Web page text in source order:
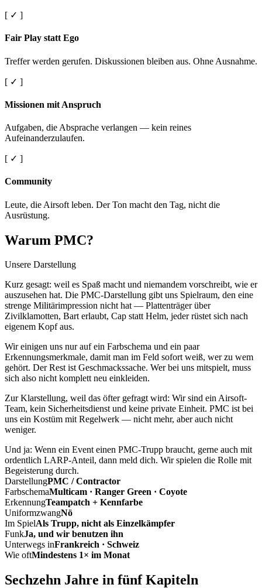
[ ✓ ]
Fair Play statt Ego
Treffer werden gerufen. Diskussionen bleiben aus. Ohne Ausnahme.
[ ✓ ]
Missionen mit Anspruch
Aufgaben, die Absprache verlangen — kein reines
Aufeinanderzulaufen.
[ ✓ ]
Community
Leute, die Airsoft leben. Der Ton macht den Tag, nicht die
Ausrüstung.
Warum PMC?
Unsere Darstellung
Kurz gesagt: weil es Spaß macht und niemandem vorschreibt, wie er
auszusehen hat. Die PMC-Darstellung gibt uns Spielraum, den eine
strenge Militärimpression nicht hat — Plattenträger über
Zivilklamotten, Bart erlaubt, Cap statt Helm, jeder rüstet sich nach
eigenem Kopf aus.
Wir einigen uns nur auf ein Farbschema und ein paar
Erkennungsmerkmale, damit man im Feld sofort weiß, wer zu wem
gehört. Der Rest ist Geschmackssache. Wer bei uns mitspielt, muss
sich also nicht komplett neu einkleiden.
Zur Klarstellung, weil das öfter gefragt wird: Wir sind ein Airsoft-
Team, kein Sicherheitsdienst und keine private Einheit. PMC ist bei
uns ein Kostüm mit Regelwerk — nicht mehr, aber auch nicht
weniger.
Und ja: Wenn ein Event einen PMC-Trupp braucht, gerne auch mit
ordentlich LARP-Anteil, dann meld dich. Wir spielen die Rolle mit
Begeisterung durch.
DarstellungPMC / Contractor
FarbschemaMulticam · Ranger Green · Coyote
ErkennungTeampatch + Kennfarbe
UniformzwangNö
Im SpielAls Trupp, nicht als Einzelkämpfer
FunkJa, und wir benutzen ihn
Unterwegs inFrankreich · Schweiz
Wie oftMindestens 1× im Monat
Sechzehn Jahre in fünf Kapiteln